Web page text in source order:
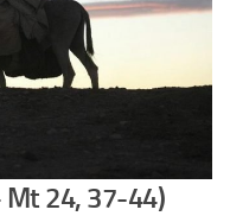
Mt 24, 37-44)